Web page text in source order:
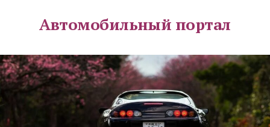
Автомобильный портал